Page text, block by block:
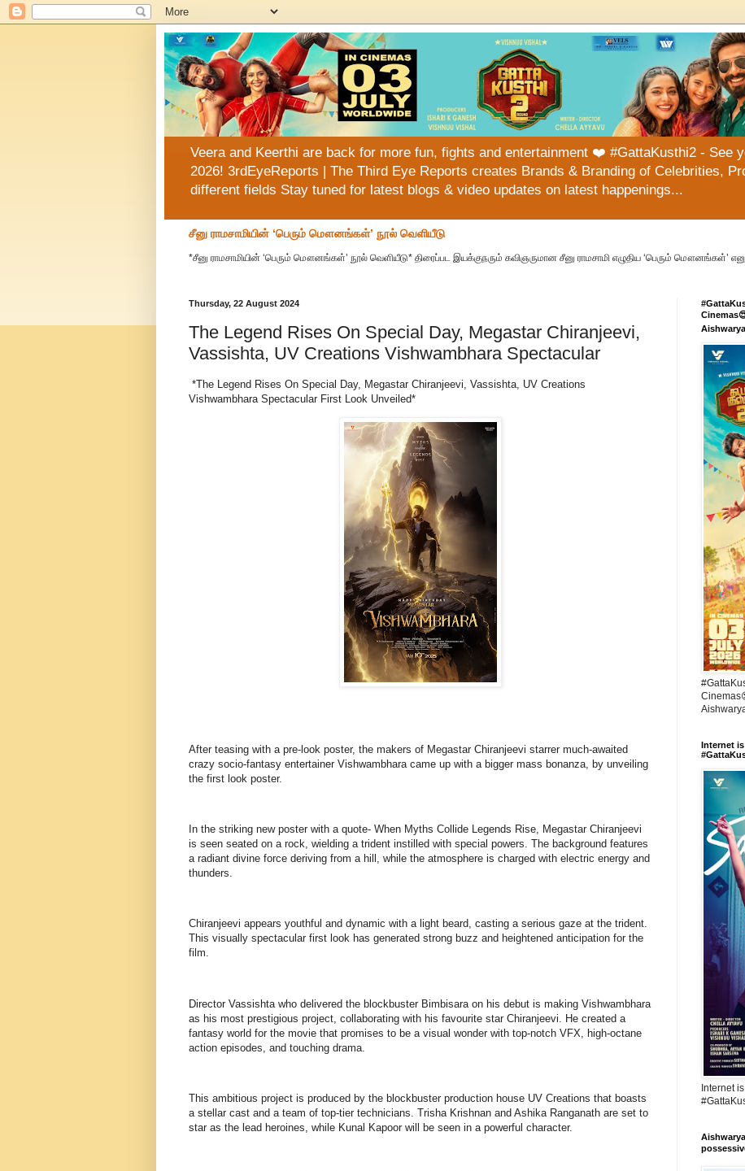
Veera and Keerthi are back for more fun, fights and entertainment ❤️ #GattaKusthi2 - See
2026! 3rdEyeReports | The Third Eye Reports creates Brands & Branding of Celebrities,
different fields Stay tuned for latest blogs & video updates on latest happenings...
சீனு ராமசாமியின் ‘பெரும் மௌனங்கள்’ நூல் வெளியீடு
*சீனு ராமசாமியின் ‘பெரும் மௌனங்கள்’ நூல் வெளியீடு* திரைப்பட இயக்குநரும் கவிஞருமான சீனு ராமசாமி எழுதிய ‘பெரும் மௌனங்கள்’
Thursday, 22 August 2024
The Legend Rises On Special Day, Megastar Chiranjeevi,
Vassishta, UV Creations Vishwambhara Spectacular
*The Legend Rises On Special Day, Megastar Chiranjeevi, Vassishta, UV Creations
Vishwambhara Spectacular First Look Unveiled*
After teasing with a pre-look poster, the makers of Megastar Chiranjeevi starrer much-awaited
crazy socio-fantasy entertainer Vishwambhara came up with a bigger mass bonanza, by unveiling
the first look poster.
In the striking new poster with a quote- When Myths Collide Legends Rise, Megastar Chiranjeevi
is seen seated on a rock, wielding a trident instilled with special powers. The background features
a radiant divine force deriving from a hill, while the atmosphere is charged with electric energy and
thunders.
Chiranjeevi appears youthful and dynamic with a light beard, casting a serious gaze at the trident.
This visually spectacular first look has generated strong buzz and heightened anticipation for the
film.
Director Vassishta who delivered the blockbuster Bimbisara on his debut is making Vishwambhara
as his most prestigious project, collaborating with his favourite star Chiranjeevi. He created a
fantasy world for the movie that promises to be a visual wonder with top-notch VFX, high-octane
action episodes, and touching drama.
This ambitious project is produced by the blockbuster production house UV Creations that boasts
a stellar cast and a team of top-tier technicians. Trisha Krishnan and Ashika Ranganath are set to
star as the lead heroines, while Kunal Kapoor will be seen in a powerful character.
Aishwarya
Internet
Internet